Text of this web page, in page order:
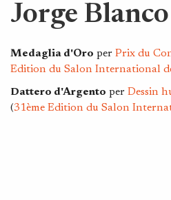
Jorge Blanco
Medaglia d'Oro per Prix ​​du
Edition du Salon International
Dattero d'Argento per Dessin
(31ème Edition du Salon